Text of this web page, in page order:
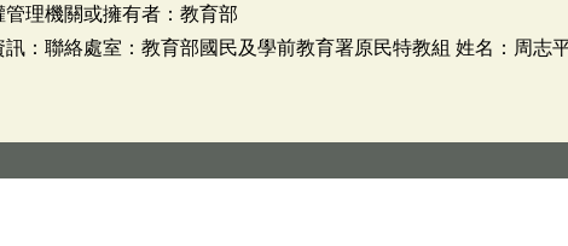
管理機關或擁有者：教育部
訊：聯絡處室：教育部國民及學前教育署原民特教組 姓名：周志